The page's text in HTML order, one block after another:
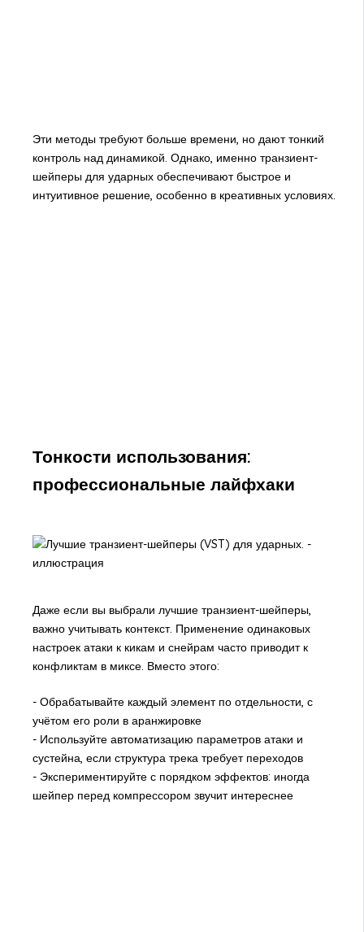
Эти методы требуют больше времени, но дают тонкий
контроль над динамикой. Однако, именно транзиент-
шейперы для ударных обеспечивают быстрое и
интуитивное решение, особенно в креативных условиях.
Тонкости использования:
профессиональные лайфхаки
Даже если вы выбрали лучшие транзиент-шейперы,
важно учитывать контекст. Применение одинаковых
настроек атаки к кикам и снейрам часто приводит к
конфликтам в миксе. Вместо этого:
- Обрабатывайте каждый элемент по отдельности, с
учётом его роли в аранжировке
- Используйте автоматизацию параметров атаки и
сустейна, если структура трека требует переходов
- Экспериментируйте с порядком эффектов: иногда
шейпер перед компрессором звучит интереснее